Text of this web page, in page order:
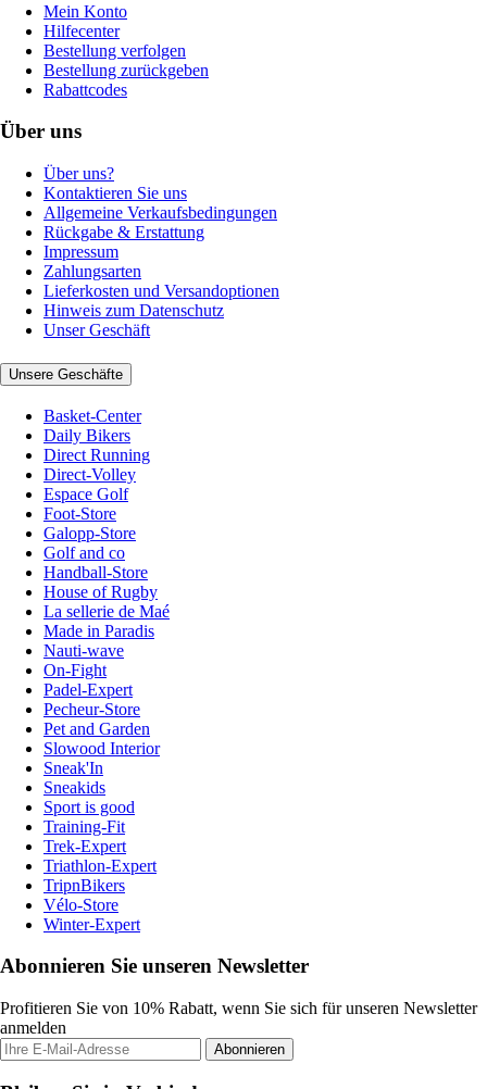
Mein Konto
Hilfecenter
Bestellung verfolgen
Bestellung zurückgeben
Rabattcodes
Über uns
Über uns?
Kontaktieren Sie uns
Allgemeine Verkaufsbedingungen
Rückgabe & Erstattung
Impressum
Zahlungsarten
Lieferkosten und Versandoptionen
Hinweis zum Datenschutz
Unser Geschäft
Unsere Geschäfte
Basket-Center
Daily Bikers
Direct Running
Direct-Volley
Espace Golf
Foot-Store
Galopp-Store
Golf and co
Handball-Store
House of Rugby
La sellerie de Maé
Made in Paradis
Nauti-wave
On-Fight
Padel-Expert
Pecheur-Store
Pet and Garden
Slowood Interior
Sneak'In
Sneakids
Sport is good
Training-Fit
Trek-Expert
Triathlon-Expert
TripnBikers
Vélo-Store
Winter-Expert
Abonnieren Sie unseren Newsletter
Profitieren Sie von 10% Rabatt, wenn Sie sich für unseren Newsletter
anmelden
Abonnieren